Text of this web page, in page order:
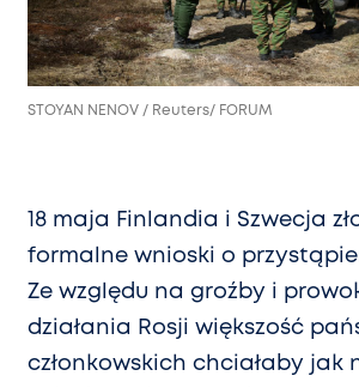
STOYAN NENOV / Reuters/ FORUM
18 maja Finlandia i Szwecja
formalne wnioski o
Ze względu na groźby i
działania Rosji większość
członkowskich chciałaby jak